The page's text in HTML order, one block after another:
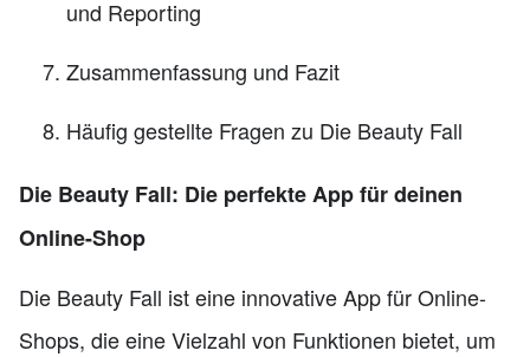
und Reporting
Zusammenfassung und Fazit
Häufig gestellte Fragen zu Die Beauty Fall
Die Beauty Fall: Die perfekte App für deinen
Online-Shop
Die Beauty Fall ist eine innovative App für Online-
Shops, die eine Vielzahl von Funktionen bietet, um